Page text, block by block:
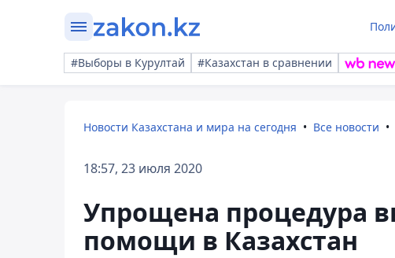
#Выборы в Курултай #Казахстан в сравнении
Новости Казахстана и мира на сегодня Все новости
18:57, 23 июля 2020
Упрощена процедура
помощи в Казахстан